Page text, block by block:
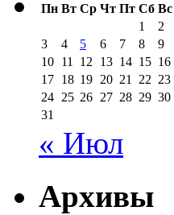
Пн Вт Ср Чт Пт Сб Вс
1
2
3
4 5 6 7 8
9
10 11 12 13 14 15 16
17 18 19 20 21 22 23
24 25 26 27 28 29 30
31
« Июл
Архивы